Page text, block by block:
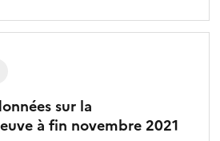
sur la
à fin novembre 2021